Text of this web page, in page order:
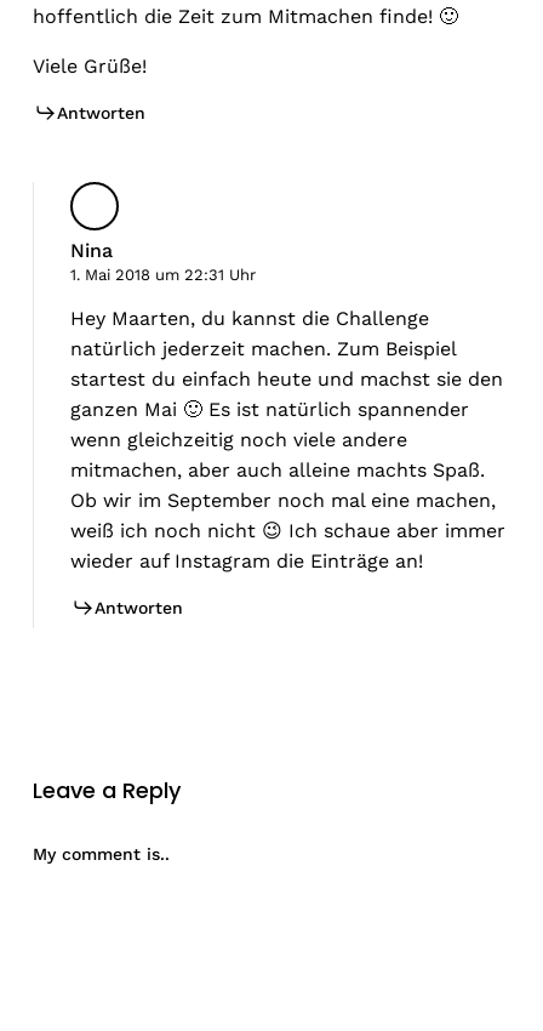
hoffentlich die Zeit zum Mitmachen finde! 🙂
Viele Grüße!
Antworten
Nina
1. Mai 2018 um 22:31 Uhr
Hey Maarten, du kannst die Challenge
natürlich jederzeit machen. Zum Beispiel
startest du einfach heute und machst sie den
ganzen Mai 🙂 Es ist natürlich spannender
wenn gleichzeitig noch viele andere
mitmachen, aber auch alleine machts Spaß.
Ob wir im September noch mal eine machen,
weiß ich noch nicht 😉 Ich schaue aber immer
wieder auf Instagram die Einträge an!
Antworten
Leave a Reply
My comment is..